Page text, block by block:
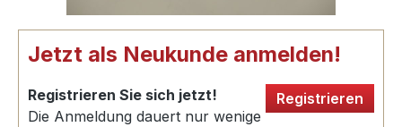
Jetzt als Neukunde anmelden!
Registrieren Sie sich jetzt!
Die Anmeldung dauert nur wenige
Registrieren